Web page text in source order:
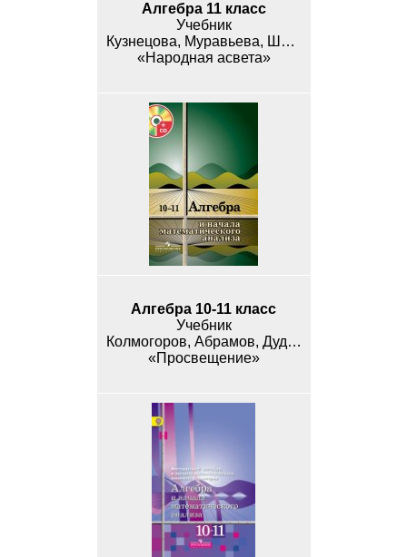
Алгебра 11 класс
Учебник
Кузнецова, Муравьева, Шнеперман
«Народная асвета»
Алгебра 10-11 класс
Учебник
Колмогоров, Абрамов, Дудницын
«Просвещение»